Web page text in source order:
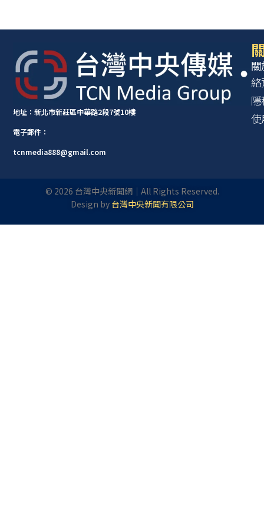
地址：新北市新莊區中華路2段7號10樓
電子郵件：
tcnmedia888@gmail.com
© 2026 台灣中央新聞網｜All Rights Reserved.
Design by 台灣中央新聞有限公司